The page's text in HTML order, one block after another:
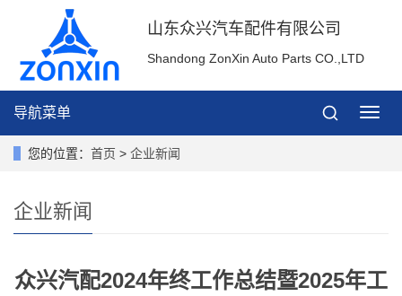
山东众兴汽车配件有限公司
Shandong ZonXin Auto Parts CO.,LTD
导
导航菜单
您的位置： 首页 > 企业新闻
企业新闻
众兴汽配2024年终工作总结暨2025年工